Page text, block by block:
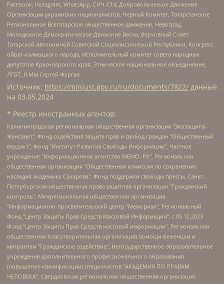
Facebook, Instagram, WhatsApp, СИЧ-С14, Добровольческое Движение
Организации украинских националистов, Черный Комитет, Татарстанское
Региональное Всетатарское общественное движение, Невоград,
Молодежное Демократическое Движение Весна, Верховный Совет
Татарской Автономной Советской Социалистической Республики, Конгресс
ойрат-калмыцкого народа, Исполнительный комитет совета народных
депутатов Красноярского края, Этническое национальное объединение,
ЛГБТ, Я.МЫ Сергей Фургал
Источник: https://minjust.gov.ru/ru/documents/7822/ данные
на 03.05.2024
* Реестр иностранных агентов:
Калининградская региональная общественная организация "Экозащита!-Женсовет", Фонд содействия защите прав и свобод граждан "Общественный вердикт", Фонд "Институт Развития Свободы Информации", Частное учреждение "Информационное агентство МЕМО. РУ", Региональная общественная организация "Общественная комиссия по сохранению наследия академика Сахарова", Фонд поддержки свободы прессы, Санкт-Петербургская общественная правозащитная организация "Гражданский контроль", Межрегиональная общественная организация "Информационно-просветительский центр "Мемориал", Региональный Фонд "Центр Защиты Прав Средств Массовой Информации", с 05.12.2023 Фонд "Центр Защиты Прав Средств массовой информации", Региональная общественная благотворительная организация помощи беженцам и мигрантам "Гражданское содействие", Негосударственное образовательное учреждение дополнительного профессионального образования (повышение квалификации) специалистов "АКАДЕМИЯ ПО ПРАВАМ ЧЕЛОВЕКА", Свердловская региональная общественная организация "Сутяжник", Автономная некоммерческая организация "Центр независимых социологических исследований", Союз общественных объединений "Российский исследовательский центр по правам человека", Региональное общественное учреждение научно-информационный центр "МЕМОРИАЛ", Некоммерческая организация "Фонд защиты гласности", Автономная некоммерческая организация "Институт прав человека", Городская общественная организация "Екатеринбургское общество "МЕМОРИАЛ", Городская общественная организация "Рязанское историко-просветительское и правозащитное общество "Мемориал" (Рязанский Мемориал), Челябинский региональный орган общественной самодеятельности – женское общественное объединение "Женщины Евразии", Челябинский региональный орган общественной самодеятельности "Уральская правозащитная группа", Фонд содействия защите здоровья и социальной справедливости имени Андрея Рылькова, Автономная Некоммерческая Организация "Аналитический Центр Юрия Левады", Автономная некоммерческая организация социальной поддержки населения "Проект Апрель", Региональная общественная организация помощи женщинам и детям, находящимся в кризисной ситуации "Информационно-методический центр "Анна", Фонд содействия развитию массовых коммуникаций и правовому просвещению "Так-так-Так", Фонд содействия устойчивому развитию "Серебряная тайга", Свердловский региональный общественный фонд социальных проектов "Новое время", "Idel.Реалии", Кавказ.Реалии, Крым.Реалии, Телеканал Настоящее Время, Татаро-башкирская служба Радио Свобода (Azatliq Radiosi), Радио Свободная Европа/Радио Свобода (PCE/PC), "Сибирь.Реалии", "Фактограф", Благотворительный фонд помощи осужденным и их семьям, Автономная некоммерческая организация "Институт глобализации и социальных движений", Фонд "В защиту прав заключенных", Частное учреждение "Центр поддержки и содействия развитию средств массовой информации", Пензенский региональный общественный благотворительный фонд "Гражданский союз", "Север.Реалии", Некоммерческая организация Фонд "Правовая инициатива", Общество с ограниченной ответственностью "Радио Свободная Европа/Радио Свобода", Чешское информационное агентство "MEDIUM-ORIENT", Красноярская региональная общественная организация "Мы против СПИДа", Камалягин Денис Николаевич, Маркелов Сергей Евгеньевич, Пономарев Лев Александрович, Савицкая Людмила Алексеевна, Автономная некоммерческая организация "Центр по работе с проблемой насилия "НАСИЛИЮ.НЕТ", Межрегиональный профессиональный союз работников здравоохранения "Альянс врачей", Юридическое лицо, зарегистрированное в Латвийской Республике, SIA "Medusa Project" (регистрационный номер 40103797863, дата регистрации 10.06.2014), Некоммерческая организация "Фонд по борьбе с коррупцией", Автономная некоммерческая организация "Институт права и публичной политики", Баданин Роман Сергеевич, Гликин Максим Александрович, Железнова Мария Михайловна, Лукьянова Юлия Сергеевна, Маетная Елизавета Витальевна, Маняхин Петр Борисович, Чуракова Ольга Владимировна, Ярош Юлия Петровна, Юридическое лицо "The Insider SIA", зарегистрированное в Риге, Латвийская Республика (дата регистрации 26.06.2015), являющееся администратором доменного имени интернет-издания "The Insider SIA", https://theins.ru, Постернак Алексей Евгеньевич, Рубин Михаил Аркадьевич, Анин Роман Александрович, Юридическое лицо Istories fonds, зарегистрированное в Латвийской Республике (регистрационный номер 50008295751, дата регистрации 24.02.2020), Великовский Дмитрий Александрович, Долинина Ирина Николаевна, Мароховская Алеся Алексеевна, Шлейнов Роман Юрьевич, Шмагун Олеся Валентиновна, Общество с ограниченной ответственностью "Альтаир 2021", Общество с ограниченной ответственностью "Вега 2021", Общество с ограниченной ответственностью "Главный редактор 2021", Общество с ограниченной ответственностью "Ромашки монолит", Важенков Артем Валерьевич, Ивановская областная общественная организация "Центр гендерных исследований", Гурман Юрий Альбертович, Медиапроект "ОВД-Инфо", Егоров Владимир Владимирович, Жилинский Владимир Александрович, Общество с ограниченной ответственностью "ЗП", Иванова София Юрьевна, Карезина Инна Павловна, Кильтау Екатерина Викторовна, Петров Алексей Викторович, Пискунов Сергей Евгеньевич, Смирнов Сергей Сергеевич, Тихонов Михаил Сергеевич, Общество с ограниченной ответственностью "ЖУРНАЛИСТ-ИНОСТРАННЫЙ АГЕНТ", Арапова Галина Юрьевна, Вольтская Татьяна Анатольевна, Американская компания "Mason G.E.S. Anonymous Foundation" (США), являющаяся владельцем интернет-издания https://mnews.world/, Компания "Stichting Bellingcat", зарегистрированная в Нидерландах (дата регистрации 11.07.2018), Захаров Андрей Вячеславович, Клепиковская Екатерина Дмитриевна, Общество с ограниченной ответственностью "МЕМО", Перл Роман Александрович, Симонов Евгений Алексеевич, Соловьева Елена Анатольевна, Сотников Даниил Владимирович, Сурначева Елизавета Дмитриевна, Автономная некоммерческая организация по защите прав человека и информированию населения "Якутия – Наше Мнение", Общество с ограниченной ответственностью "Москоу диджитал медиа", с 26.01.2023 Общество с ограниченной ответственностью "Чайка Белые сады", Ветошкина Валерия Валерьевна, Заговора Максим Александрович, Межрегиональное общественное движение "Российская ЛГБТ - сеть", Оленичев Максим Владимирович, Павлов Иван Юрьевич, Скворцова Елена Сергеевна, Общество с ограниченной ответственностью "Как бы инагент", Кочетков Игорь Викторович, Общество с ограниченной ответственностью "Честные выборы", Еланчик Олег Александрович, Общество с ограниченной ответственностью "Нобелевский призыв", Гималова Регина Эмилевна, Григорьев Андрей Валерьевич, Григорьева Алина Александровна, Ассоциация по содействию защите прав призывников, альтернативнослужащих и военнослужащих "Правозащитная группа "Гражданин.Армия.Право", Хисамова Регина Фаритовна, Автономная некоммерческая организация по реализации социально-правовых программ "Лилит", Дальневосточное общественное движение "Маяк", Санкт-Петербургская ЛГБТ-инициативная группа "Выход", Инициативная группа ЛГБТ+ "Реверс", Алексеев Андрей Викторович, Бекбулатова Таисия Львовна, Беляев Иван Михайлович, Владыкина Елена Сергеевна, Гельман Марат Александрович, Никульшина Вероника Юрьевна, Толоконникова Надежда Андреевна, Шендерович Виктор Анатольевич, Общество с ограниченной ответственностью "Данное сообщение", Общество с ограниченной ответственностью Издательский дом "Новая глава", Айнбиндер Александра Александровна, Московский комьюнити-центр для ЛГБТ+инициатив, Благотворительный фонд развития филантропии, Deutsche Welle (Германия, Kurt-Schumacher-Strasse 3, 53113 Bonn), Борзунова Мария Михайловна, Воробьев Виктор Викторович, Голубева Анна Львовна, Константинова Алла Михайловна, Малкова Ирина Владимировна, Мурадов Мурад Абдулгалимович, Осетинская Елизавета Николаевна, Понасенков Евгений Николаевич, Ганапольский Матвей Юрьевич, Киселев Евгений Алексеевич, Борухович Ирина Григорьевна, Дремин Иван Тимофеевич, Дубровский Дмитрий Викторович, Красноярская региональная общественная организация поддержки и развития альтернативных образовательных технологий и межкультурных коммуникаций "ИНТЕРРА", Маяковская Екатерина Алексеевна, Фейгин Марк Захарович, Филимонов Андрей Викторович, Дзугкоева Регина Николаевна, Доброхотов Роман Александрович, Дудь Юрий Александрович, Елкин Сергей Владимирович, Кругликов Кирилл Игоревич, Сабунаева Мария Леонидовна, Семенов Алексей Владимирович, Шаинян Карен Багратович, Шульман Екатерина Михайловна, Асафьев Артур Валерьевич, Вахштайн Виктор Семенович, Венедиктов Алексей Алексеевич, Лушникова Екатерина Евгеньевна, Волков Леонид Михайлович, Невзоров Александр Глебович, Пархоменко Сергей Борисович, Сироткин Ярослав Николаевич, Кара-Мурза Владимир Владимирович, Баранова Наталья Владимировна, Гозман Леонид Яковлевич, Кагарлицкий Борис Юльевич, Климарев Михаил Валерьевич, Милов Владимир Станиславович, Автономная некоммерческая организация Краснодарский центр современного искусства "Типография", Моргенштерн Алишер Тагирович, Соболь Любовь Эдуардовна, Общество с ограниченной ответственностью "ЛИЗА НОРМ", Каспаров Гарри Кимович, Ходорковский Михаил Борисович, Общество с ограниченной ответственностью "Апрельские тезисы", Данилович Ирина Брониславовна, Кашин Олег Владимирович, Петров Николай Владимирович, Пивоваров Алексей Владимирович, Соколов Михаил Владимирович, Цветкова Юлия Владимировна, Чичваркин Евгений Александрович, Комитет против пыток/Команда против пыток, Общество с ограниченной ответственностью "Первый научный", Общество с ограниченной ответственностью "Вертолет и ко", Белоцерковская Вероника Борисовна, Кац Максим Евгеньевич, Лазарева Татьяна Юрьевна, Шаведдинов Руслан Табризович, Яшин Илья Валерьевич, Общество с ограниченной ответственностью "Иноагент ААВ", Алешковский Дмитрий Петрович, Альбац Евгения Марковна, Быков Дмитрий Львович, Галямина Юлия Евгеньевна, Лойко Сергей Леонидович, Мартынов Кирилл Константинович, Медведев Сергей Александрович, Крашенинников Федор Геннадиевич, Гордеева Катерина Вл